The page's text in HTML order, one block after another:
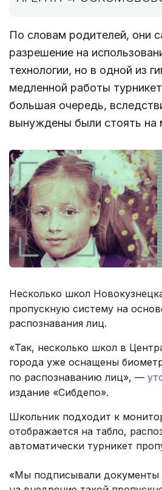
По словам родителей, они
разрешение на
технологии, но в одной из
медленной работы
большая очередь,
вынуждены были стоять на
Несколько школ
пропускную систему на
распознавания лиц.
«Так, несколько школ в
города уже оснащены
по распознаванию лиц», —
издание «Сибдепо».
Школьник подходит к
отображается на табло,
автоматически турникет
«Мы подписывали документы